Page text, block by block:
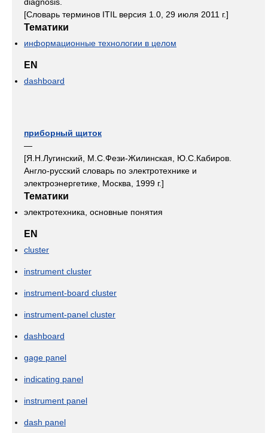
[Словарь терминов ITIL версия 1.0, 29 июля 2011 г.]
Тематики
информационные технологии в целом
EN
dashboard
приборный щиток
—
[Я.Н.Лугинский, М.С.Фези-Жилинская, Ю.С.Кабиров.
Англо-русский словарь по электротехнике и
электроэнергетике, Москва, 1999 г.]
Тематики
электротехника, основные понятия
EN
cluster
instrument cluster
instrument-board cluster
instrument-panel cluster
dashboard
gage panel
indicating panel
instrument panel
dash panel